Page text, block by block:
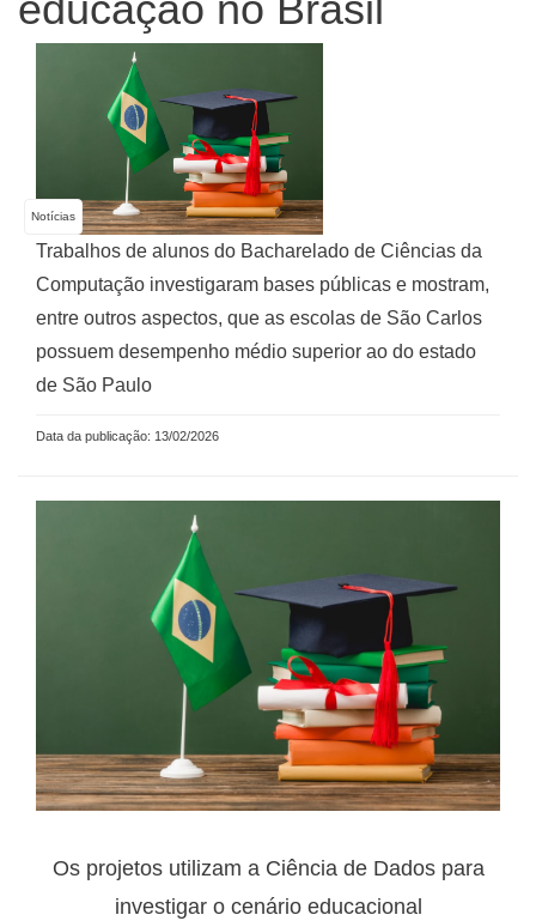
Notícias
Trabalhos de alunos do Bacharelado de Ciências da
Computação investigaram bases públicas e mostram,
entre outros aspectos, que as escolas de São Carlos
possuem desempenho médio superior ao do estado
de São Paulo
Data da publicação: 13/02/2026
Os projetos utilizam a Ciência de Dados para
investigar o cenário educacional